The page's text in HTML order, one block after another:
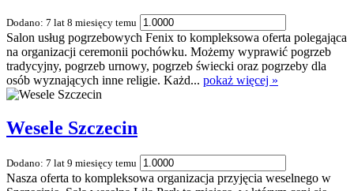
Dodano: 7 lat 8 miesięcy temu
Salon usług pogrzebowych Fenix to kompleksowa oferta polegająca
na organizacji ceremonii pochówku. Możemy wyprawić pogrzeb
tradycyjny, pogrzeb urnowy, pogrzeb świecki oraz pogrzeby dla
osób wyznających inne religie. Każd... pokaż więcej »
Wesele Szczecin
Dodano: 7 lat 9 miesięcy temu
Nasza oferta to kompleksowa organizacja przyjęcia weselnego w